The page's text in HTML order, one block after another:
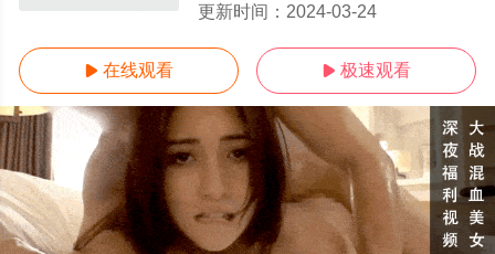
更新时间： 2024-03-24
 在线观看  极速观看